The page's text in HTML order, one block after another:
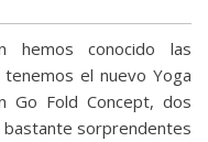
hemos conocido las
el nuevo Yoga
Go Fold Concept, dos
sorprendentes